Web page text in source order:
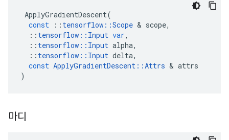
ApplyGradientDescent(
const
:: tensorflow ::Scope & scope,
:: tensorflow :: Input var,
:: tensorflow :: Input alpha,
:: tensorflow :: Input delta,
const ApplyGradientDescent ::Attrs & attrs
)
마디